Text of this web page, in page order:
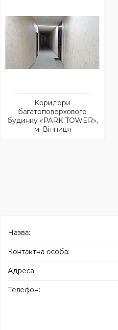
Коридори
багатоповерхового
будинку «PARK TOWER»,
м. Вінниця